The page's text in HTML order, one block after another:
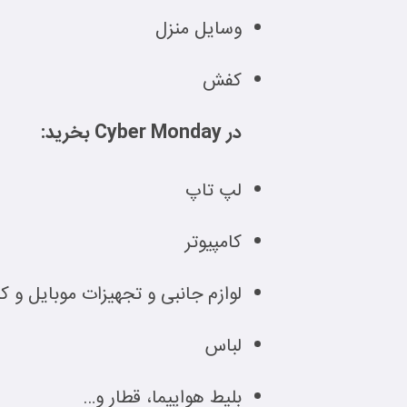
وسایل منزل
کفش
در Cyber Monday بخرید:
لپ تاپ
کامپیوتر
لوازم جانبی و تجهیزات موبایل و
لباس
بلیط هواپیما، قطار و…